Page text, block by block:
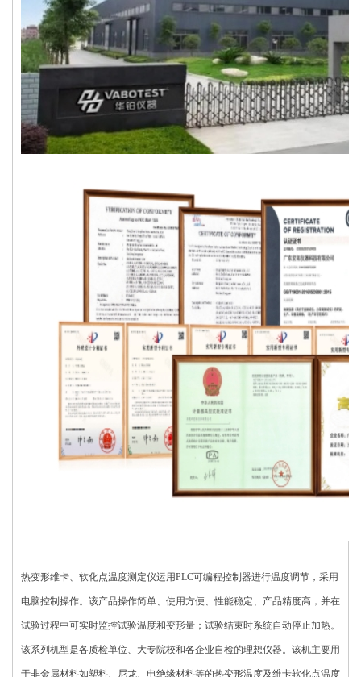
热变形维卡、软化点温度测定仪运用PLC可编程控制器进行温度调节，采用
电脑控制操作。该产品操作简单、使用方便、性能稳定、产品精度高，并在
试验过程中可实时监控试验温度和变形量；试验结束时系统自动停止加热。
该系列机型是各质检单位、大专院校和各企业自检的理想仪器。该机主要用
于非金属材料如塑料、尼龙、电绝缘材料等的热变形温度及维卡软化点温度